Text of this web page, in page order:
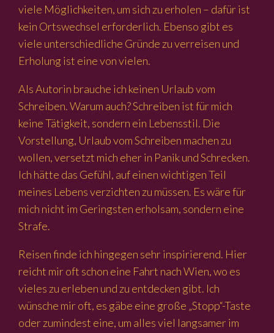
viele Möglichkeiten, um sich zu erholen – dafür ist
kein Ortswechsel erforderlich. Ebenso gibt es
viele unterschiedliche Gründe zu verreisen und
Erholung ist eine von vielen.
Als Autorin brauche ich keinen Urlaub vom
Schreiben. Warum auch? Schreiben ist für mich
keine Tätigkeit, sondern ein Lebensstil. Die
Vorstellung, Urlaub vom Schreiben machen zu
wollen, versetzt mich eher in Panik und Schrecken.
Ich hätte das Gefühl, auf einen wichtigen Teil
meines Lebens verzichten zu müssen. Es wäre für
mich nicht im Geringsten erholsam, sondern eine
Strafe.
Reisen finde ich hingegen sehr inspirierend. Hier
reicht mir oft schon eine Fahrt nach Wien, wo es
vieles zu erleben und zu entdecken gibt. Ich
wünsche mir oft, es gäbe eine große „Stopp“-Taste
oder zumindest eine, um alles viel langsamer im